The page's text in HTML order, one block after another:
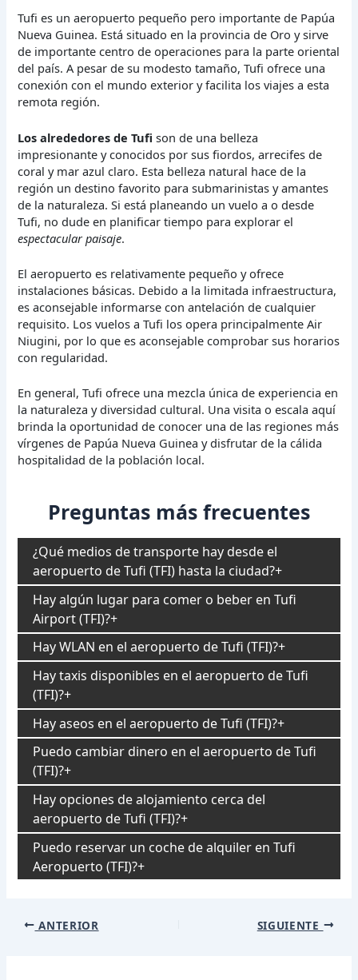
Tufi es un aeropuerto pequeño pero importante de Papúa
Nueva Guinea. Está situado en la provincia de Oro y sirve
de importante centro de operaciones para la parte oriental
del país. A pesar de su modesto tamaño, Tufi ofrece una
conexión con el mundo exterior y facilita los viajes a esta
remota región.
Los alrededores de Tufi son de una belleza
impresionante y conocidos por sus fiordos, arrecifes de
coral y mar azul claro. Esta belleza natural hace de la
región un destino favorito para submarinistas y amantes
de la naturaleza. Si está planeando un vuelo a o desde
Tufi, no dude en planificar tiempo para explorar el
espectacular paisaje.
El aeropuerto es relativamente pequeño y ofrece
instalaciones básicas. Debido a la limitada infraestructura,
es aconsejable informarse con antelación de cualquier
requisito. Los vuelos a Tufi los opera principalmente Air
Niugini, por lo que es aconsejable comprobar sus horarios
con regularidad.
En general, Tufi ofrece una mezcla única de experiencia en
la naturaleza y diversidad cultural. Una visita o escala aquí
brinda la oportunidad de conocer una de las regiones más
vírgenes de Papúa Nueva Guinea y disfrutar de la cálida
hospitalidad de la población local.
Preguntas más frecuentes
¿Qué medios de transporte hay desde el
aeropuerto de Tufi (TFI) hasta la ciudad?
Hay algún lugar para comer o beber en Tufi
Airport (TFI)?
Hay WLAN en el aeropuerto de Tufi (TFI)?
Hay taxis disponibles en el aeropuerto de Tufi
(TFI)?
Hay aseos en el aeropuerto de Tufi (TFI)?
Puedo cambiar dinero en el aeropuerto de Tufi
(TFI)?
Hay opciones de alojamiento cerca del
aeropuerto de Tufi (TFI)?
Puedo reservar un coche de alquiler en Tufi
Aeropuerto (TFI)?
Navegación
ANTERIOR SIGUIENTE